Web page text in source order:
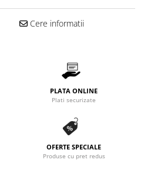
Cere informatii
PLATA ONLINE
Plati securizate
OFERTE SPECIALE
Produse cu pret redus